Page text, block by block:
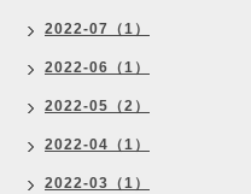
2022-07（1）
2022-06（1）
2022-05（2）
2022-04（1）
2022-03（1）